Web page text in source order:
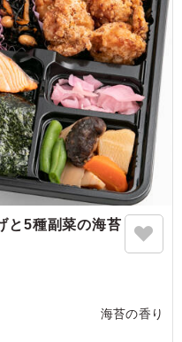
撮影
と5種副菜の海苔
海苔の香り